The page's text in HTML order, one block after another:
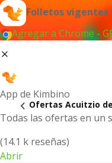
Folletos vigentes
Agregar a Chrome -
App de Kimbino
Todas las ofertas en un
(14.1 k reseñas)
Abrir
Ofertas Acuitzio